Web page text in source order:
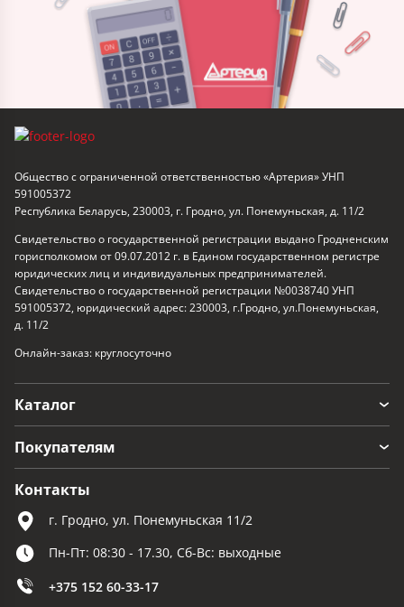
Общество с ограниченной ответственностью «Артерия» УНП
591005372
Республика Беларусь, 230003, г. Гродно, ул. Понемуньская, д. 11/2
Свидетельство о государственной регистрации выдано Гродненским
горисполкомом от 09.07.2012 г. в Едином государственном регистре
юридических лиц и индивидуальных предпринимателей.
Свидетельство о государственной регистрации №0038740 УНП
591005372, юридический адрес: 230003, г.Гродно, ул.Понемуньская,
д. 11/2
Онлайн-заказ: круглосуточно
Каталог
Покупателям
Контакты
г. Гродно, ул. Понемуньская 11/2
Пн-Пт: 08:30 - 17.30, Сб-Вс: выходные
+375 152 60-33-17